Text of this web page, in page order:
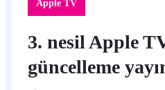
Apple TV
3. nesil Apple
güncelleme